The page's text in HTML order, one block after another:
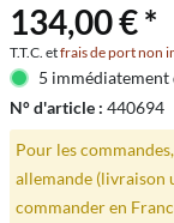
134,00 € *
T.T.C. etfrais de port non
5
N° d'article : 440694
Pour les
allemande (livraison
commander en